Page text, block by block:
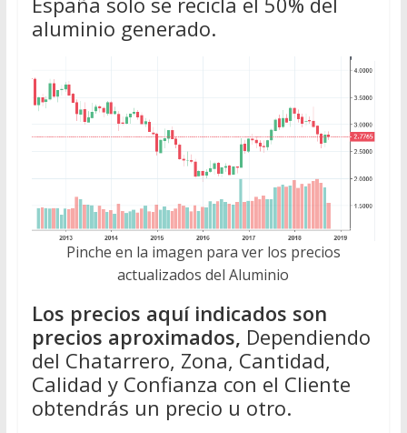
aluminio generado.
Pinche en la imagen para ver los precios
actualizados del Aluminio
Los precios aquí indicados son
precios aproximados, Dependiendo
del Chatarrero, Zona, Cantidad,
Calidad y Confianza con el Cliente
obtendrás un precio u otro.